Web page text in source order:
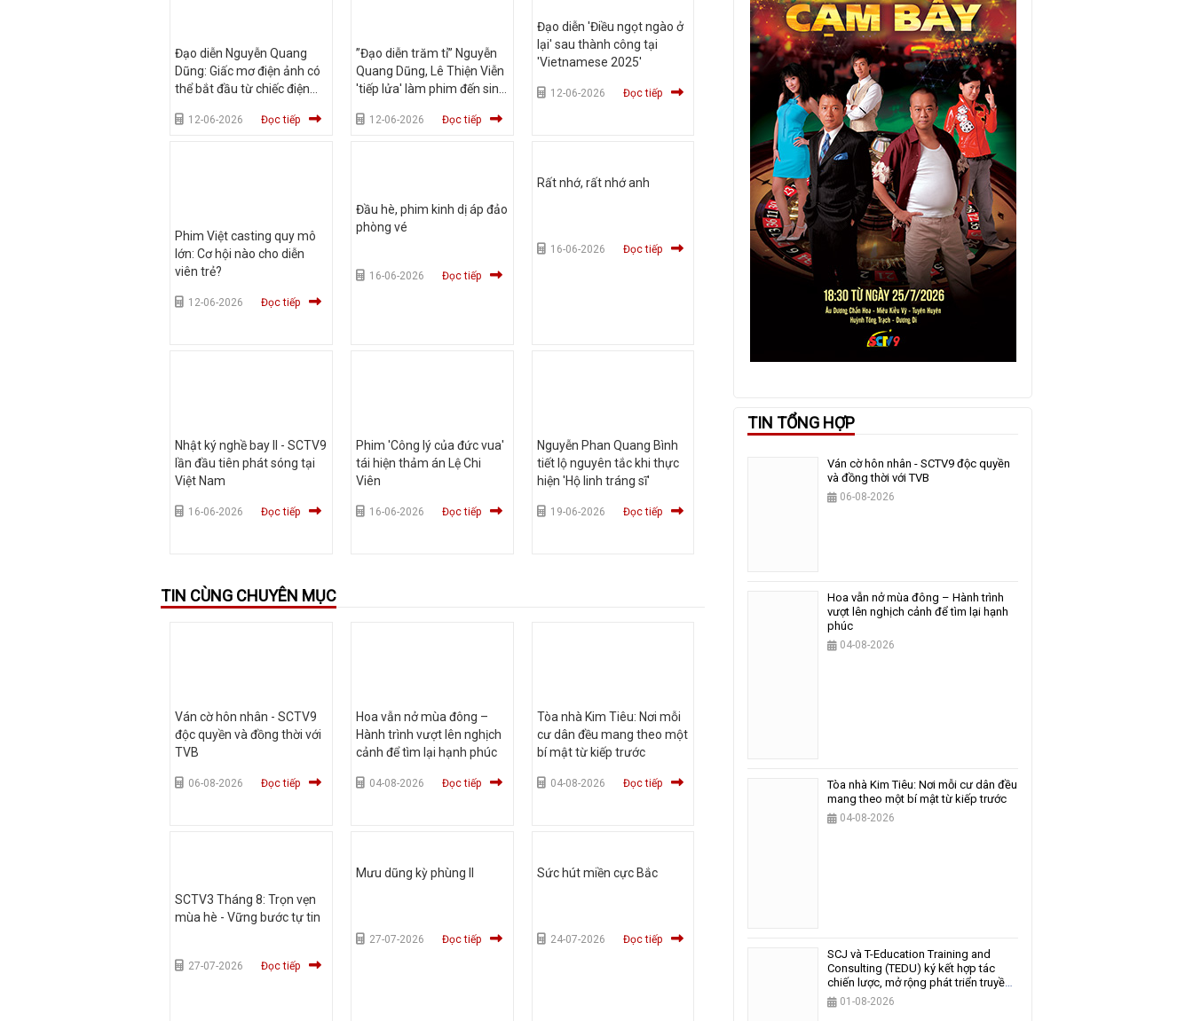
Đạo diễn Nguyễn Quang
Dũng: Giấc mơ điện ảnh có
thể bắt đầu từ chiếc điện
12-06-2026 Đọc tiếp
”Đạo diễn trăm tỉ” Nguyễn
Quang Dũng, Lê Thiện Viễn
'tiếp lửa' làm phim đến sinh
12-06-2026 Đọc tiếp
Đạo diễn 'Điều ngọt ngào ở
lại' sau thành công tại
'Vietnamese 2025'
12-06-2026 Đọc tiếp
Phim Việt casting quy mô
lớn: Cơ hội nào cho diễn
viên trẻ?
12-06-2026 Đọc tiếp
Đầu hè, phim kinh dị áp đảo
phòng vé
16-06-2026 Đọc tiếp
Rất nhớ, rất nhớ anh
16-06-2026 Đọc tiếp
Nhật ký nghề bay II - SCTV9
lần đầu tiên phát sóng tại
Việt Nam
16-06-2026 Đọc tiếp
Phim 'Công lý của đức vua'
tái hiện thảm án Lệ Chi
Viên
16-06-2026 Đọc tiếp
Nguyễn Phan Quang Bình
tiết lộ nguyên tắc khi thực
hiện 'Hộ linh tráng sĩ'
19-06-2026 Đọc tiếp
TIN CÙNG CHUYÊN MỤC
Ván cờ hôn nhân - SCTV9
độc quyền và đồng thời với
TVB
06-08-2026 Đọc tiếp
Hoa vẫn nở mùa đông –
Hành trình vượt lên nghịch
cảnh để tìm lại hạnh phúc
04-08-2026 Đọc tiếp
Tòa nhà Kim Tiêu: Nơi mỗi
cư dân đều mang theo một
bí mật từ kiếp trước
04-08-2026 Đọc tiếp
SCTV3 Tháng 8: Trọn vẹn
mùa hè - Vững bước tự tin
27-07-2026 Đọc tiếp
Mưu dũng kỳ phùng II
27-07-2026 Đọc tiếp
Sức hút miền cực Bắc
24-07-2026 Đọc tiếp
TIN TỔNG HỢP
Ván cờ hôn nhân - SCTV9 độc quyền
và đồng thời với TVB
06-08-2026
Hoa vẫn nở mùa đông – Hành trình
vượt lên nghịch cảnh để tìm lại hạnh
phúc
04-08-2026
Tòa nhà Kim Tiêu: Nơi mỗi cư dân đều
mang theo một bí mật từ kiếp trước
04-08-2026
SCJ và T-Education Training and
Consulting (TEDU) ký kết hợp tác
chiến lược, mở rộng phát triển truyền
thông và giáo dục
01-08-2026